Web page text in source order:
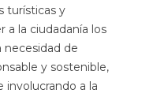
turísticas y
a la ciudadanía los
necesidad de
y sostenible,
a la